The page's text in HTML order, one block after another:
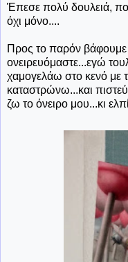
Έπεσε πολύ δουλειά,
όχι μόνο....
Προς το παρόν βάφουμε
ονειρευόμαστε...εγώ
χαμογελάω στο κενό με
καταστρώνω...και
ζω το όνειρο μου...κι